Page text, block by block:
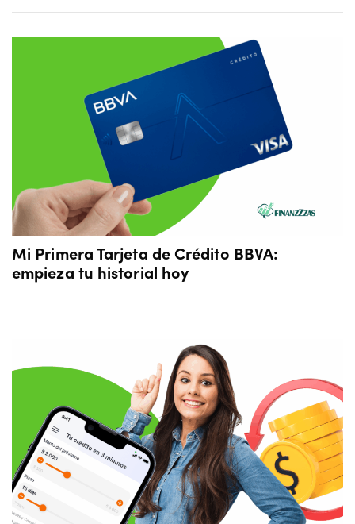
Mi Primera Tarjeta de Crédito BBVA:
empieza tu historial hoy